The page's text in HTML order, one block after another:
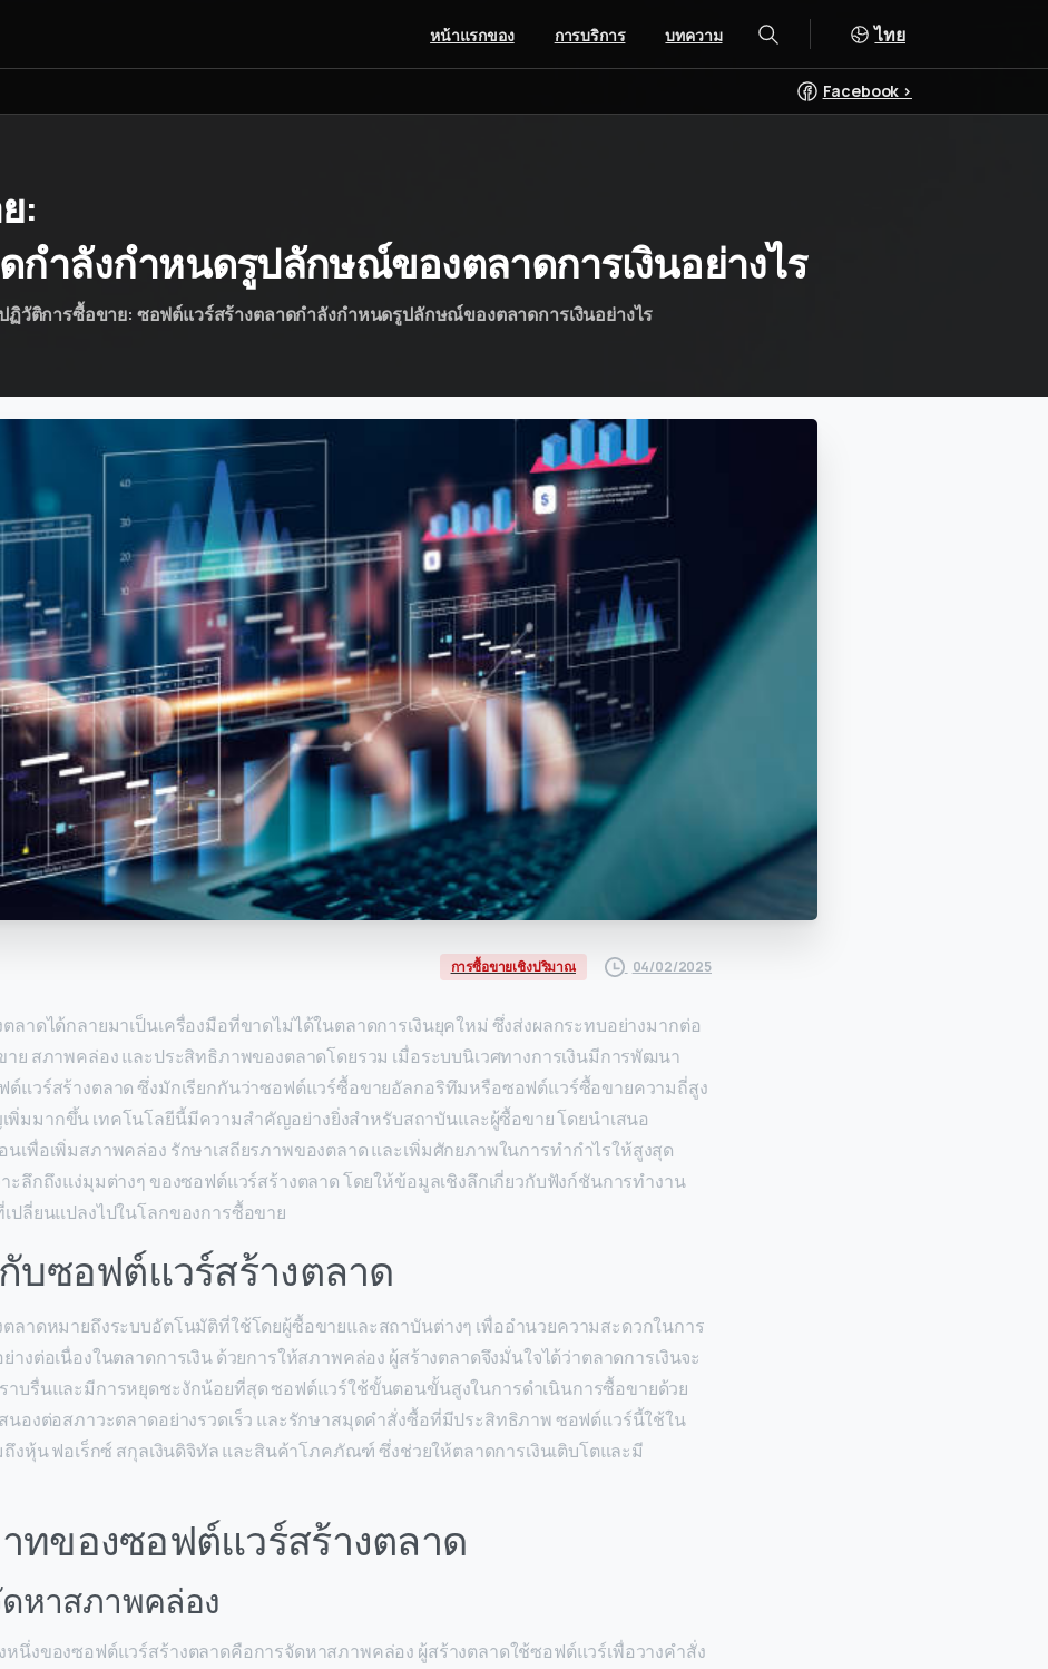
หน้าแรกของ การบริการ บทความ
ค้นหา ไทย
Facebook >
:
กำลังกำหนดรูปลักษณ์ของตลาดการเงินอย่างไร
ฏิวัติการซื้อขาย: ซอฟต์แวร์สร้างตลาดกำลังกำหนดรูปลักษณ์ของตลาดการเงินอย่างไร
การซื้อขายเชิงปริมาณ 04/02/2025
ลาดได้กลายมาเป็นเครื่องมือที่ขาดไม่ได้ในตลาดการเงินยุคใหม่ ซึ่งส่งผลกระทบอย่างมากต่อ
ย สภาพคล่อง และประสิทธิภาพของตลาดโดยรวม เมื่อระบบนิเวศทางการเงินมีการพัฒนา
แวร์สร้างตลาด ซึ่งมักเรียกกันว่าซอฟต์แวร์ซื้อขายอัลกอริทึมหรือซอฟต์แวร์ซื้อขายความถี่สูง
มมากขึ้น เทคโนโลยีนี้มีความสำคัญอย่างยิ่งสำหรับสถาบันและผู้ซื้อขาย โดยนำเสนอ
เพื่อเพิ่มสภาพคล่อง รักษาเสถียรภาพของตลาด และเพิ่มศักยภาพในการทำกำไรให้สูงสุด
ะลึกถึงแง่มุมต่างๆ ของซอฟต์แวร์สร้างตลาด โดยให้ข้อมูลเชิงลึกเกี่ยวกับฟังก์ชันการทำงาน
ปลี่ยนแปลงไปในโลกของการซื้อขาย
กับซอฟต์แวร์สร้างตลาด
ลาดหมายถึงระบบอัตโนมัติที่ใช้โดยผู้ซื้อขายและสถาบันต่างๆ เพื่ออำนวยความสะดวกในการ
างต่อเนื่องในตลาดการเงิน ด้วยการให้สภาพคล่อง ผู้สร้างตลาดจึงมั่นใจได้ว่าตลาดการเงินจะ
าบรื่นและมีการหยุดชะงักน้อยที่สุด ซอฟต์แวร์ใช้ขั้นตอนขั้นสูงในการดำเนินการซื้อขายด้วย
นองต่อสภาวะตลาดอย่างรวดเร็ว และรักษาสมุดคำสั่งซื้อที่มีประสิทธิภาพ ซอฟต์แวร์นี้ใช้ใน
ถึงหุ้น ฟอเร็กซ์ สกุลเงินดิจิทัล และสินค้าโภคภัณฑ์ ซึ่งช่วยให้ตลาดการเงินเติบโตและมี
ทของซอฟต์แวร์สร้างตลาด
ดหาสภาพคล่อง
นึ่งของซอฟต์แวร์สร้างตลาดคือการจัดหาสภาพคล่อง ผู้สร้างตลาดใช้ซอฟต์แวร์เพื่อวางคำสั่ง